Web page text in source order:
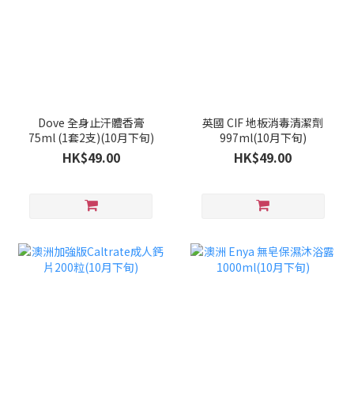
Dove 全身止汗體香膏
75ml (1套2支)(10月下旬)
HK$49.00
英國 CIF 地板消毒清潔劑
997ml(10月下旬)
HK$49.00